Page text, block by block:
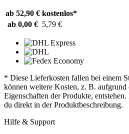
ab 52,90 € kostenlos*
ab 0,00 € 5,79 €
* Diese Lieferkosten fallen bei einem
können weitere Kosten, z. B. aufgrund
Eigenschaften der Produkte,
du direkt in der Produktbeschreibung.
Hilfe & Support